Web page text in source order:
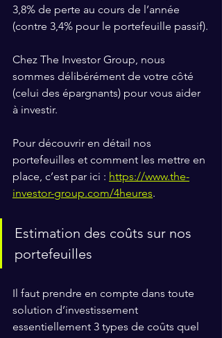
3,8% de perte au cours de l’année
(contre 3,4% pour le portefeuille passif).
Chez The Investor Group, nous
sommes délibérément de votre côté
(celui des épargnants) pour vous aider
à investir.
Pour découvrir en détail nos
portefeuilles et comment les mettre en
place, c’est par ici : https://www.the-
investor-group.com/4heures.
Estimation des coûts sur nos
portefeuilles
Il faut prendre en compte dans toute
solution d’investissement
essentiellement 3 types de coûts quel